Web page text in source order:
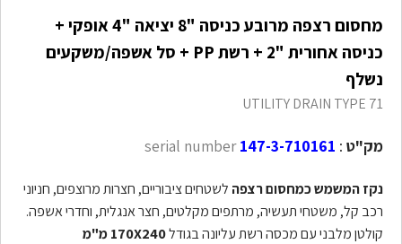
מחסום רצפה מרובע כניסה "8 יציאה "4 אופקי +
כניסה אחורית "2 + רשת PP + סל אשפה/משקעים
נשלף
UTILITY DRAIN TYPE 71
מק"ט :
147-3-710161
נקז המשמש כמחסום רצפה לשטחים ציבוריים, חצרות מרוצפים, חניוני
רכב קל, משטחי תעשיה, מרתפים מקלטים, חצר אנגלית, וחדרי אשפה.
קולטן מלבני עם מכסה רשת עליונה בגודל170X240 מ"מ